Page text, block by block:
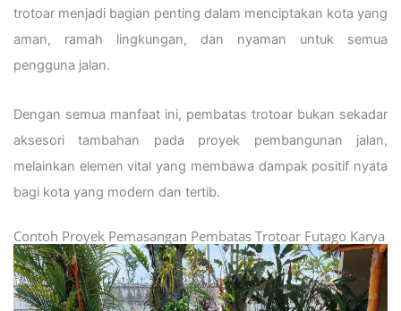
trotoar menjadi bagian penting dalam menciptakan kota yang
aman, ramah lingkungan, dan nyaman untuk semua
pengguna jalan.
Dengan semua manfaat ini, pembatas trotoar bukan sekadar
aksesori tambahan pada proyek pembangunan jalan,
melainkan elemen vital yang membawa dampak positif nyata
bagi kota yang modern dan tertib.
Contoh Proyek Pemasangan Pembatas Trotoar Futago Karya